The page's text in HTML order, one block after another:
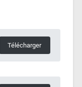
Télécharger